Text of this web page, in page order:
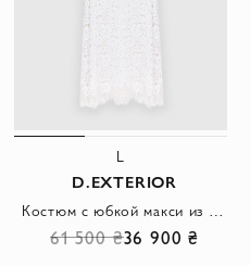
L
D.EXTERIOR
Костюм с юбкой макси из сложного ажурного кружева белого цвета
61 500 ₴36 900 ₴